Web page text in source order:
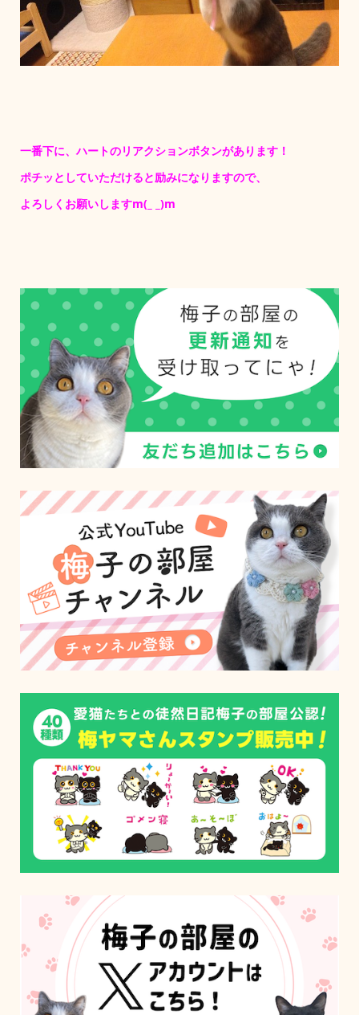
一番下に、ハートのリアクションボタンがあります！
ポチッとしていただけると励みになりますので、
よろしくお願いしますm(_ _)m